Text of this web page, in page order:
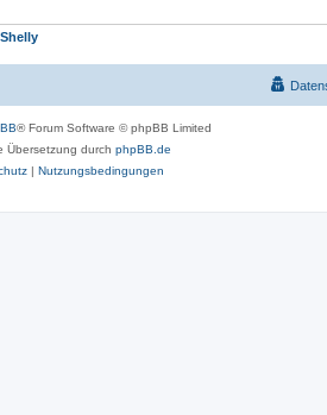
Shelly
® Forum Software © phpBB Limited
Übersetzung durch phpBB.de
| Nutzungsbedingungen